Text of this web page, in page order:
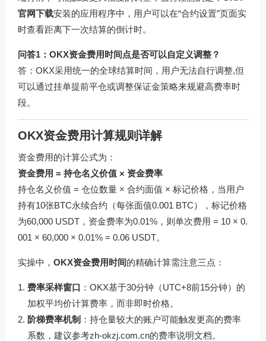
官网下载安装的应用程序中，用户可以在“合约设置”页面实
时查看距离下一次结算的倒计时。
问答1：OKX资金费用时间点是否可以自定义调整？
答：OKX采用统一的全球结算时间，用户无法自行调整,但
可以通过挂单提前平仓或调整保证金策略来规避高费率时
段。
OKX资金费用计算规则详解
资金费用的计算公式为：
资金费用 = 持仓名义价值 × 资金费率
持仓名义价值 = 仓位数量 × 合约面值 × 标记价格，当用户
持有10张BTC永续合约（每张面值0.001 BTC），标记价格
为60,000 USDT，资金费率为0.01%，则单次费用 = 10 × 0.
001 × 60,000 × 0.01% = 0.06 USDT。
实操中， OKX资金费用时间的精确计算需注意三点：
费率采样窗口 ：OKX基于30分钟（UTC+8前15分钟）的
加权平均价计算费率，而非即时价格。
阶梯费率机制 ：持仓量较大的账户可能触发更高的费率
系数，建议参考zh-okzj.com.cn的费率说明文档。